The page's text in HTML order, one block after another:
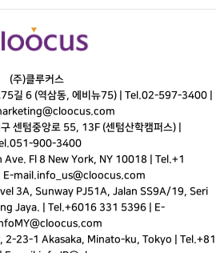
(주)클루커스
길 6 (역삼동, 에비뉴75) | Tel.02-597-3400
센텀중앙로 55, 13F (센텀산학캠퍼스) |
051-900-3400
Fl 8 New York, NY 10018 | Tel.+1
mail.info_us@cloocus.com
3A, Sunway PJ51A, Jalan SS9A/19, Seri
Jaya. | Tel.+6016 331 5396 | E-
2-23-1 Akasaka, Minato-ku, Tokyo | Tel.+81